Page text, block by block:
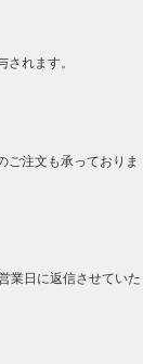
れます。
ご注文も承っておりま
業日に返信させていた